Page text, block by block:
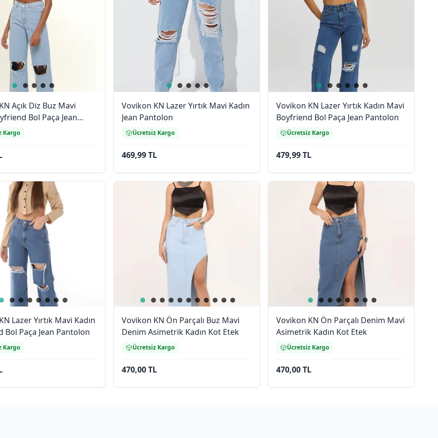
Açık Diz Buz Mavi
Bol Paça Jean
Kargo
Vovikon KN Lazer Yırtık Mavi Kadın
Jean Pantolon
Ücretsiz Kargo
469,99 TL
Vovikon KN Lazer Yırtık Kadın Mavi
Boyfriend Bol Paça Jean Pantolon
Ücretsiz Kargo
479,99 TL
Lazer Yırtık Mavi Kadın
Bol Paça Jean Pantolon
Kargo
Vovikon KN Ön Parçalı Buz Mavi
Denim Asimetrik Kadın Kot Etek
Ücretsiz Kargo
470,00 TL
Vovikon KN Ön Parçalı Denim Mavi
Asimetrik Kadın Kot Etek
Ücretsiz Kargo
470,00 TL